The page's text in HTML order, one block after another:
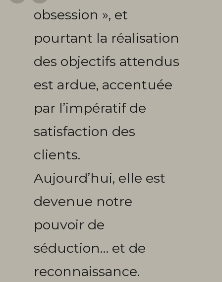
obsession », et
pourtant la réalisation
des objectifs attendus
est ardue, accentuée
par l’impératif de
satisfaction des
clients.
Aujourd’hui, elle est
devenue notre
pouvoir de
séduction… et de
reconnaissance.